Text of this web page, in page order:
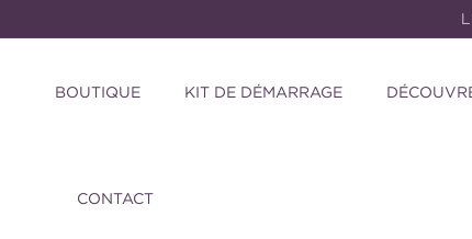
au
BOUTIQUE KIT DE DÉMARRAGE
CONTACT